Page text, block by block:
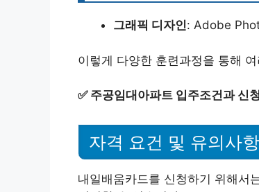
그래픽 디자인: Adobe
이렇게 다양한 훈련과정을 통해
✅ 주공임대아파트 입주조건과 신
자격 요건 및 유의사항
내일배움카드를 신청하기 위해서